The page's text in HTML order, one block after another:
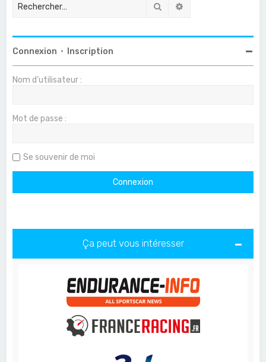
Rechercher
Connexion • Inscription
Nom d’utilisateur :
Mot de passe :
Se souvenir de moi
Ça peut vous intéresser